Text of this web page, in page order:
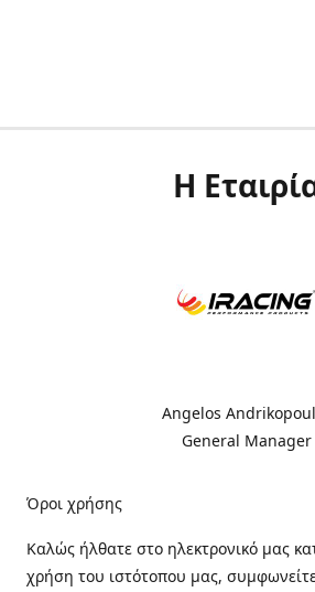
Η
Angelos
General Manager
Όροι χρήσης
Καλώς ήλθατε στo ηλεκτρονικό μας
χρήση του ιστότοπου μας,